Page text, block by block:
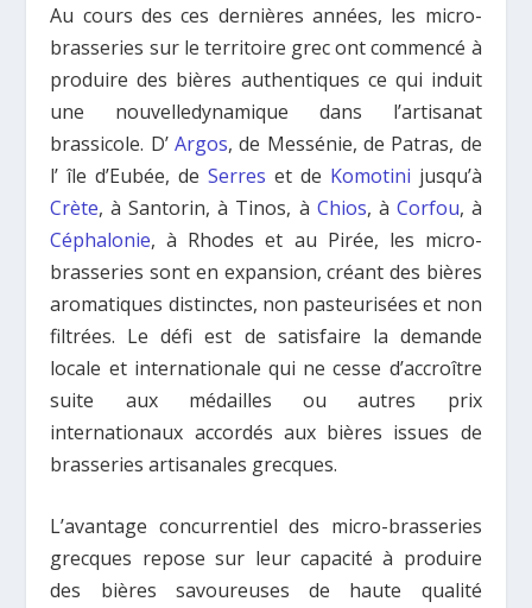
Au cours des ces dernières années, les micro-
brasseries sur le territoire grec ont commencé à
produire des bières authentiques ce qui induit
une nouvelledynamique dans l’artisanat
brassicole. D’Argos, de Messénie, de Patras, de
l’ île d’Eubée, de Serres et de Komotini jusqu’à
Crète, à Santorin, à Tinos, à Chios, à Corfou, à
Céphalonie, à Rhodes et au Pirée, les micro-
brasseries sont en expansion, créant des bières
aromatiques distinctes, non pasteurisées et non
filtrées. Le défi est de satisfaire la demande
locale et internationale qui ne cesse d’accroître
suite aux médailles ou autres prix
internationaux accordés aux bières issues de
brasseries artisanales grecques.
L’avantage concurrentiel des micro-brasseries
grecques repose sur leur capacité à produire
des bières savoureuses de haute qualité